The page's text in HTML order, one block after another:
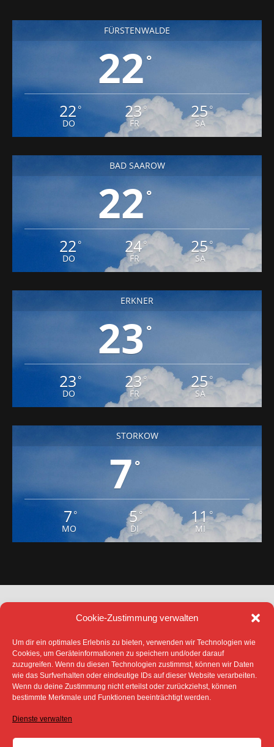
Cookie-Zustimmung verwalten
Um dir ein optimales Erlebnis zu bieten, verwenden wir Technologien wie
Cookies, um Geräteinformationen zu speichern und/oder darauf
zuzugreifen. Wenn du diesen Technologien zustimmst, können wir Daten
wie das Surfverhalten oder eindeutige IDs auf dieser Website verarbeiten.
Wenn du deine Zustimmung nicht erteilst oder zurückziehst, können
bestimmte Merkmale und Funktionen beeinträchtigt werden.
Dienste verwalten
FÜRSTENWALDE
22 °
22 °
DO
23°
FR
25°
SA
BAD SAAROW
22 °
22 °
DO
24°
FR
25°
SA
ERKNER
23 °
23 °
DO
23°
FR
25°
SA
STORKOW
7°
7 °
MO
5°
DI
11°
MI
DATENSCHUTZ
IMPRESSUM
COOKIE-RICHTLINIE (EU)
SÄMTLICHE TEXTE, BILDER UND ANDERE
SOFERN NICHT ANDERS GEKENNZEICHNET- DEM
COPYRIGHT DES SPREEBOTE ONLINE ODER WERDEN